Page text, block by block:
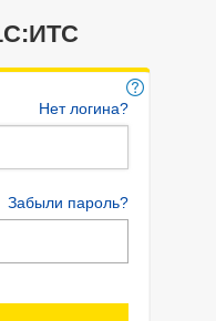
Нет логина?
Забыли пароль?